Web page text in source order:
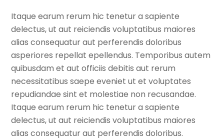
Itaque earum rerum hic tenetur a sapiente
delectus, ut aut reiciendis voluptatibus maiores
alias consequatur aut perferendis doloribus
asperiores repellat epellendus. Temporibus autem
quibusdam et aut officiis debitis aut rerum
necessitatibus saepe eveniet ut et voluptates
repudiandae sint et molestiae non recusandae.
Itaque earum rerum hic tenetur a sapiente
delectus, ut aut reiciendis voluptatibus maiores
alias consequatur aut perferendis doloribus.